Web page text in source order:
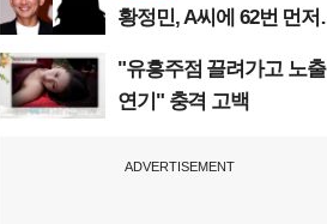
황정민, A씨에 62번 먼저
"유흥주점 끌려가고 노출
연기" 충격 고백
ADVERTISEMENT